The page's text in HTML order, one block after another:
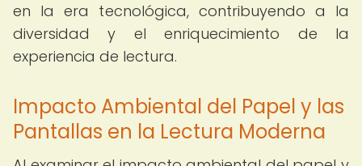
en la era tecnológica, contribuyendo a la
diversidad y el enriquecimiento de la
experiencia de lectura.
Impacto Ambiental del Papel y las
Pantallas en la Lectura Moderna